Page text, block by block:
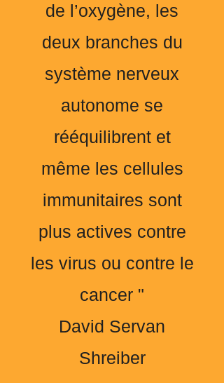
de l’oxygène, les
deux branches du
système nerveux
autonome se
rééquilibrent et
même les cellules
immunitaires sont
plus actives contre
les virus ou contre le
cancer "
David Servan
Shreiber